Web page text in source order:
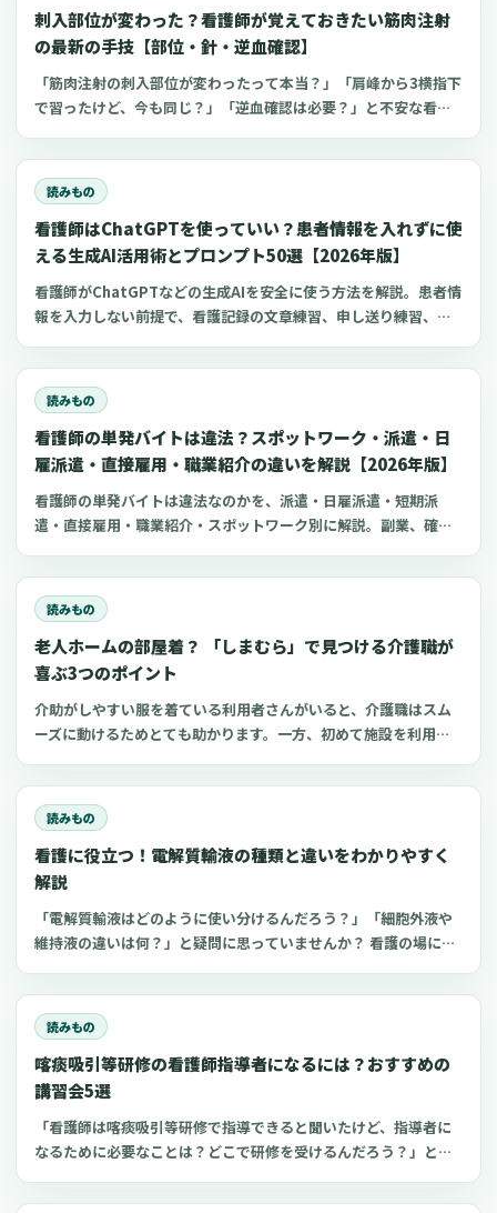
刺入部位が変わった？看護師が覚えておきたい筋肉注射
の最新の手技【部位・針・逆血確認】
「筋肉注射の刺入部位が変わったって本当？」「肩峰から3横指下
で習ったけど、今も同じ？」「逆血確認は必要？」と不安な看護
び方、針のゲージと長さ、皮下注射との違い、神経損傷やSIRVA
を避けるポイント、ワクチン接種時の手順までわかりやすく解説
します。
読みもの
看護師はChatGPTを使っていい？患者情報を入れずに使
える生成AI活用術とプロンプト50選【2026年版】
看護師がChatGPTなどの生成AIを安全に使う方法を解説。患者情
報を入力しない前提で、看護記録の文章練習、申し送り練習、復
読みもの
看護師の単発バイトは違法？スポットワーク・派遣・日
雇派遣・直接雇用・職業紹介の違いを解説【2026年版】
看護師の単発バイトは違法なのかを、派遣・日雇派遣・短期派
遣・直接雇用・職業紹介・スポットワーク別に解説。副業、確定
点も整理します。
読みもの
老人ホームの部屋着？ 「しまむら」で見つける介護職が
喜ぶ3つのポイント
介助がしやすい服を着ている利用者さんがいると、介護職はスム
ーズに動けるためとても助かります。一方、初めて施設を利用す
道府県に約1,400店舗ある「しまむら」で手に入れられるアイテ
ムを中心に、老人ホームに入所した利用者さんと介護職にとって
快適な部屋着のポイントをご紹介します。
読みもの
看護に役立つ！電解質輸液の種類と違いをわかりやすく
解説
「電解質輸液はどのように使い分けるんだろう？」「細胞外液や
維持液の違いは何？」と疑問に思っていませんか？ 看護の場にお
類は多く、看護師がそれぞれの輸液製剤の特徴や使い分けを理解
するのは難しいものです。 今回は、看護師が知っておきたい電解
質輸液の種類と違いについてわかりやすく解説します。
読みもの
喀痰吸引等研修の看護師指導者になるには？おすすめの
講習会5選
「看護師は喀痰吸引等研修で指導できると聞いたけど、指導者に
なるために必要なことは？どこで研修を受けるんだろう？」と思
護師としてのスキルアップにつながり病院や介護施設の仕事に生